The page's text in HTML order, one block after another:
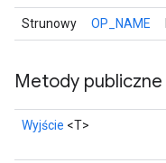
Strunowy OP_NAME
Metody publiczne
Wyjście <T>